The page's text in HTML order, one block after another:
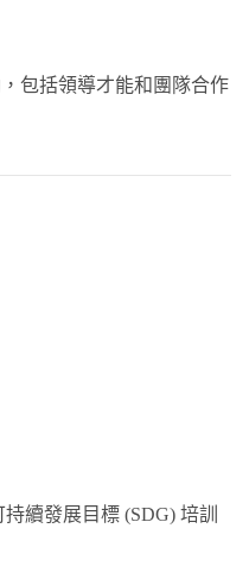
包括領導才能和團隊合作
續發展目標 (SDG) 培訓